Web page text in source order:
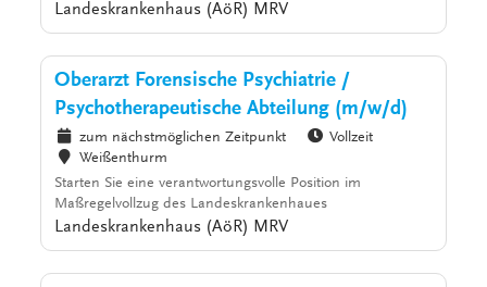
Landeskrankenhaus (AöR) MRV
Oberarzt Forensische Psychiatrie /
Psychotherapeutische Abteilung (m/w/d)
zum nächstmöglichen Zeitpunkt
Vollzeit
Weißenthurm
Starten Sie eine verantwortungsvolle Position im
Maßregelvollzug des Landeskrankenhaues
Landeskrankenhaus (AöR) MRV